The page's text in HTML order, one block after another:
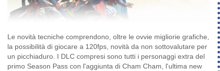
Le novità tecniche comprendono, oltre le ovvie migliorie grafiche,
la possibilità di giocare a 120fps, novità da non sottovalutare per
un picchiaduro. I DLC compresi sono tutti i personaggi extra del
primo Season Pass con l'aggiunta di Cham Cham, l'ultima new